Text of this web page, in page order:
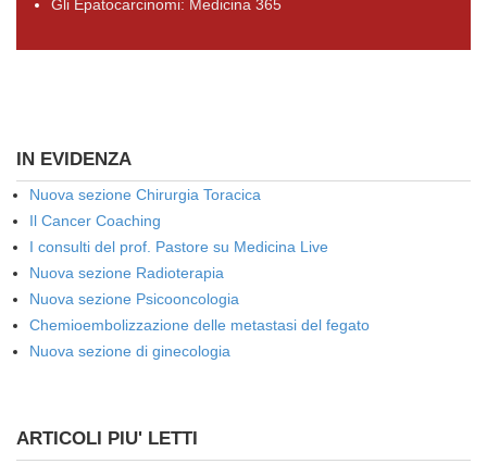
Gli Epatocarcinomi: Medicina 365
IN EVIDENZA
Nuova sezione Chirurgia Toracica
Il Cancer Coaching
I consulti del prof. Pastore su Medicina Live
Nuova sezione Radioterapia
Nuova sezione Psicooncologia
Chemioembolizzazione delle metastasi del fegato
Nuova sezione di ginecologia
ARTICOLI PIU' LETTI